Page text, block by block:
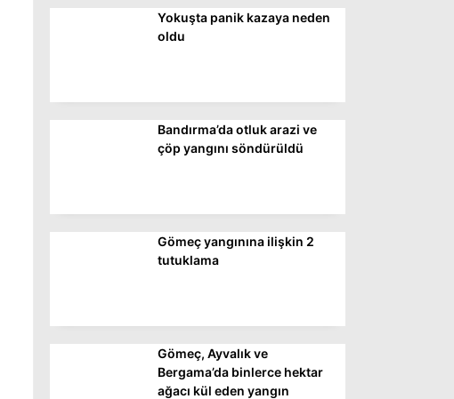
DİĞER
WhatsApp İhbar
Yokuşta panik kazaya neden
oldu
Bandırma’da otluk arazi ve
çöp yangını söndürüldü
Gömeç yangınına ilişkin 2
tutuklama
Gömeç, Ayvalık ve
Bergama’da binlerce hektar
ağacı kül eden yangın